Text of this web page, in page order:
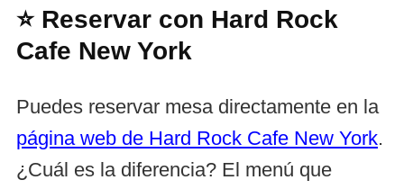
⭐ Reservar con Hard Rock
Cafe New York
Puedes reservar mesa directamente en la
página web de Hard Rock Cafe New York.
¿Cuál es la diferencia? El menú que